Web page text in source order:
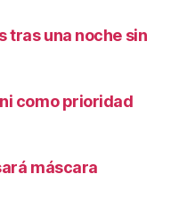
tras una noche sin
como prioridad
máscara